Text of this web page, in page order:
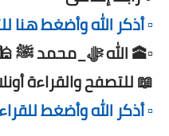
▫️ أذكر الله وأضغط هنا
▫️🕋 الله ﷻ_محمد ﷺ
📖 للتصفح والقراءة
▫️ أذكر الله وأضغط